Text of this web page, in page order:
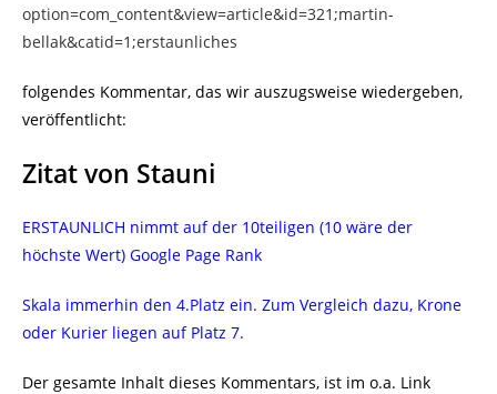
option=com_content&view=article&id=321;martin-
bellak&catid=1;erstaunliches
folgendes Kommentar, das wir auszugsweise wiedergeben,
veröffentlicht:
Zitat von Stauni
ERSTAUNLICH nimmt auf der 10teiligen (10 wäre der
höchste Wert) Google Page Rank
Skala immerhin den 4.Platz ein. Zum Vergleich dazu, Krone
oder Kurier liegen auf Platz 7.
Der gesamte Inhalt dieses Kommentars, ist im o.a. Link